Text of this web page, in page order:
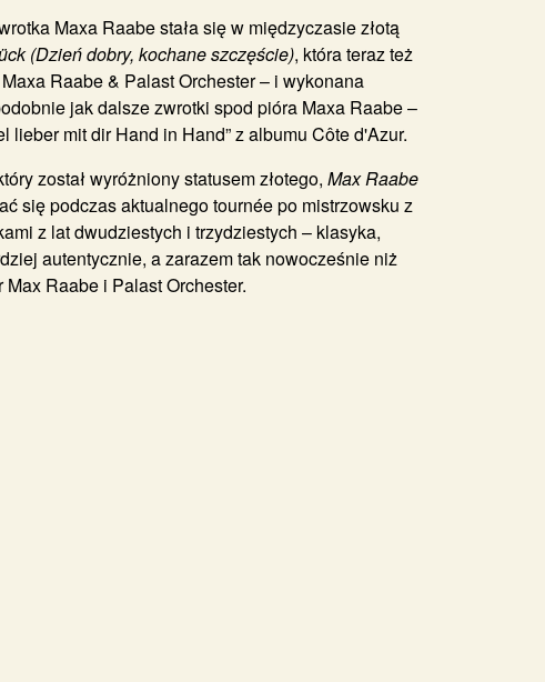
Maxa Raabe stała się w międzyczasie złotą
(Dzień dobry, kochane szczęście), która teraz też
Raabe & Palast Orchester – i wykonana
jak dalsze zwrotki spod pióra Maxa Raabe –
lieber mit dir Hand in Hand” z albumu Côte d'Azur.
został wyróżniony statusem złotego, Max Raabe
się podczas aktualnego tournée po mistrzowsku z
z lat dwudziestych i trzydziestych – klasyka,
autentycznie, a zarazem tak nowocześnie niż
Raabe i Palast Orchester.